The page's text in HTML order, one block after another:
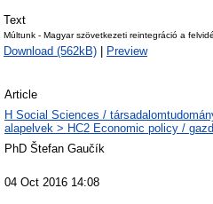
Text
Múltunk - Magyar szövetkezeti reintegráció a
Download (562kB) Preview
Article
H Social Sciences /
alapelvek > HC2 Economic policy /
PhD Štefan Gaučík
04 Oct 2016 14:08